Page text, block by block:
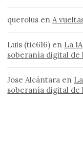
querolus en A
Luis (tic616) en La
soberanía digital
Jose Alcántara en
soberanía digital